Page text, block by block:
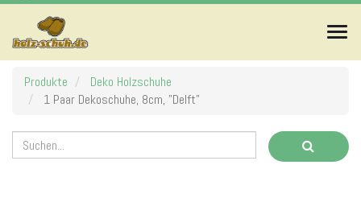
N
v
Produkte
Deko Holzschuhe
1 Paar Dekoschuhe, 8cm, "Delft"